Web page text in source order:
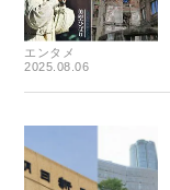
エンタメ
2025.08.06